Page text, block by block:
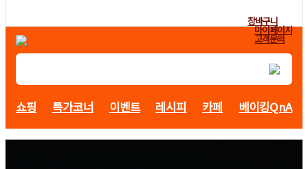
장바구니
마이페이지
고객문의
쇼핑 특가코너 이벤트 레시피 카페 베이킹QnA